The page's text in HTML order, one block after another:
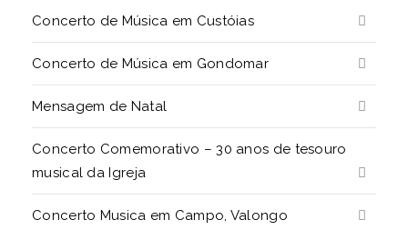
Concerto de Música em Custóias
Concerto de Música em Gondomar
Mensagem de Natal
Concerto Comemorativo – 30 anos de tesouro
musical da Igreja
Concerto Musica em Campo, Valongo